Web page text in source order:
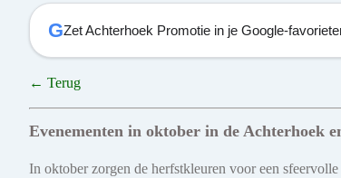
GZet Achterhoek Promotie in je Google-
← Terug
Evenementen in oktober in de Achterhoek
In oktober zorgen de herfstkleuren voor een